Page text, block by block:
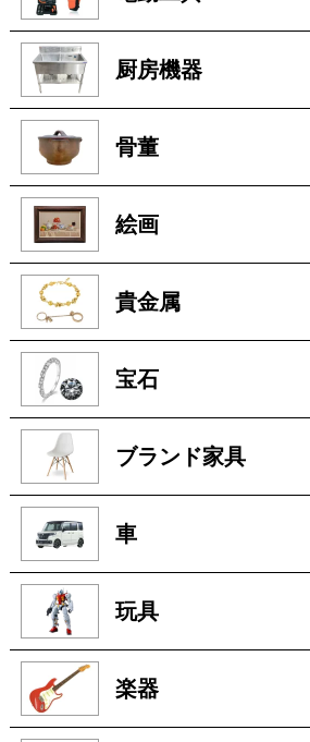
電動工具
厨房機器
骨董
絵画
貴金属
宝石
ブランド家具
車
玩具
楽器